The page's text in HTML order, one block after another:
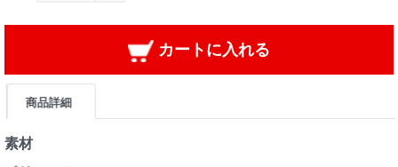
カートに入れる
商品詳細
素材